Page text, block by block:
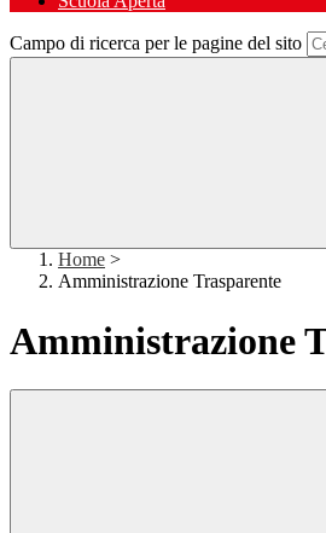
Campo di ricerca per le pagine del sito
Home >
Amministrazione Trasparente
Amministrazione